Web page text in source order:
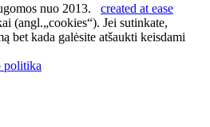
nuo 2013. created at ease
(angl.„cookies“). Jei sutinkate,
bet kada galėsite atšaukti keisdami
politika